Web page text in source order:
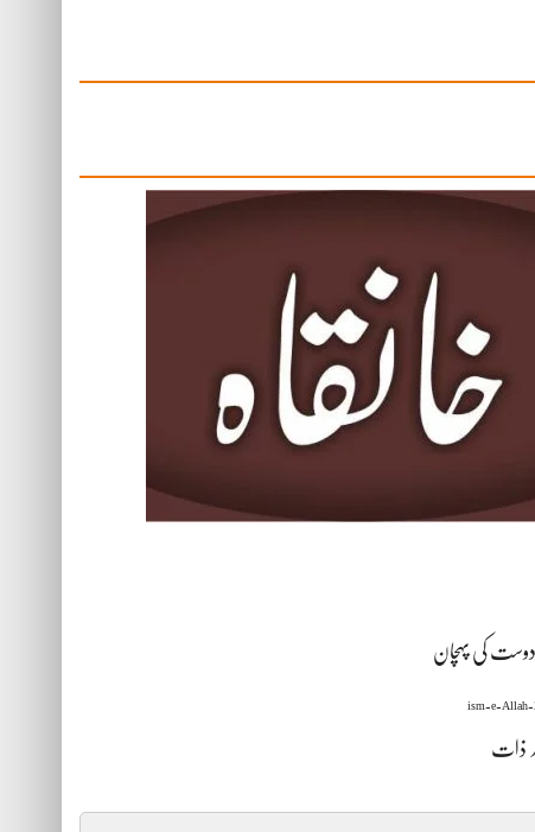
دوست کی پہچان
ذات